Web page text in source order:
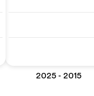
2015 - 2025